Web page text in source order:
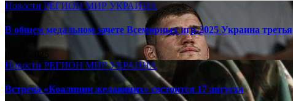
Новости РЕГИОНМИР УКРАИНА
В общем медальном зачете Всемирных игр-2025 Украина третья
08.17.2025
Новости РЕГИОН МИРУКРАИНА
Встреча «Коалиции желающих» состоится 17 августа